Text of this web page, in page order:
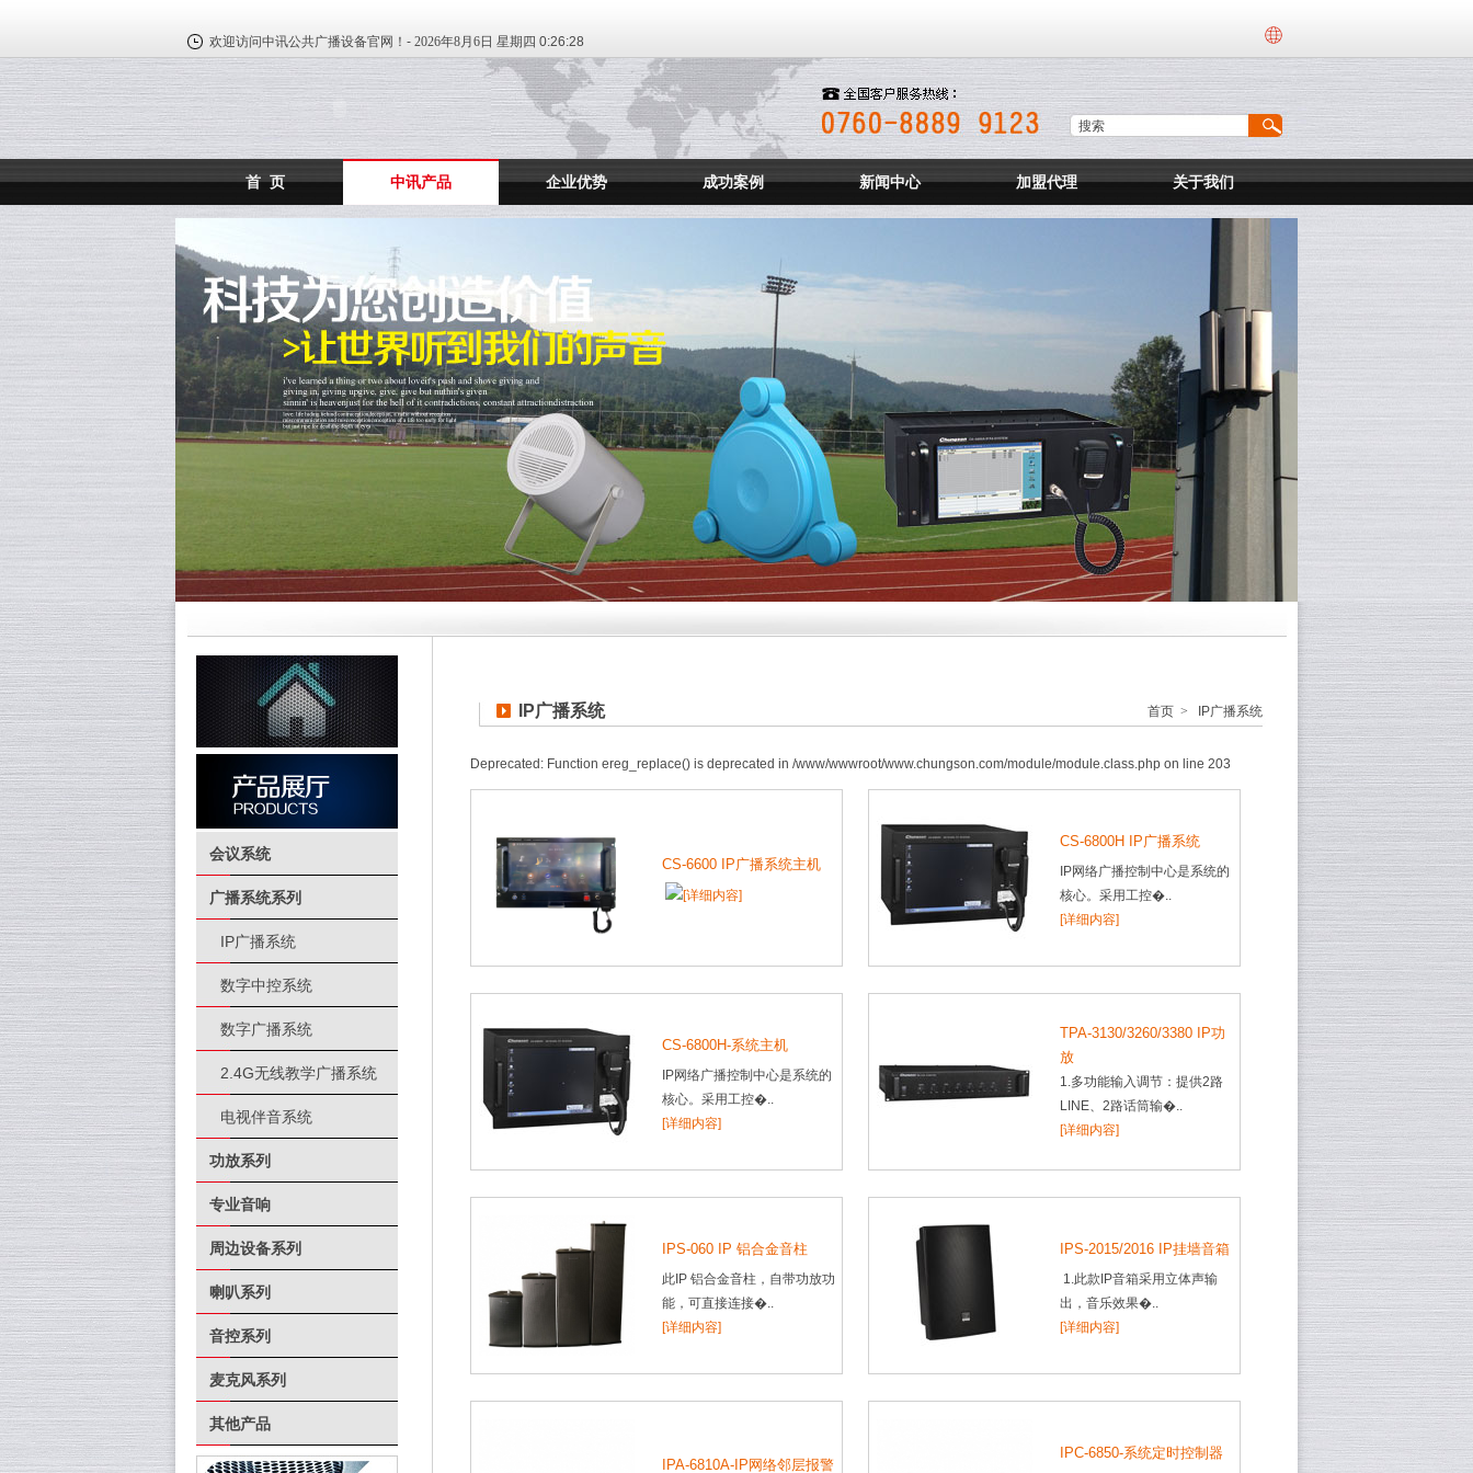
欢迎访问中讯公共广播设备官网！- 2026年8月6日 星期四 0:26:29
首 页 中讯产品 企业优势 成功案例 新闻中心 加盟代理 关于我们
会议系统
广播系统系列
IP广播系统
数字中控系统
数字广播系统
2.4G无线教学广播系统
电视伴音系统
功放系列
专业音响
周边设备系列
喇叭系列
音控系列
麦克风系列
其他产品
IP广播系统 首页 > IP广播系统
Deprecated: Function ereg_replace() is deprecated in /www/wwwroot/www.chungson.com/module/module.class.php on line 203
CS-6600 IP广播系统主机
[详细内容]
CS-6800H IP广播系统
IP网络广播控制中心是系统的
核心。采用工控�..
[详细内容]
CS-6800H-系统主机
IP网络广播控制中心是系统的
核心。采用工控�..
[详细内容]
TPA-3130/3260/3380 IP功
放
1.多功能输入调节：提供2路
LINE、2路话筒输�..
[详细内容]
IPS-060 IP 铝合金音柱
此IP 铝合金音柱，自带功放功
能，可直接连接�..
[详细内容]
IPS-2015/2016 IP挂墙音箱
1.此款IP音箱采用立体声输
出，音乐效果�..
[详细内容]
IPA-6810A-IP网络邻层报警
IPC-6850-系统定时控制器